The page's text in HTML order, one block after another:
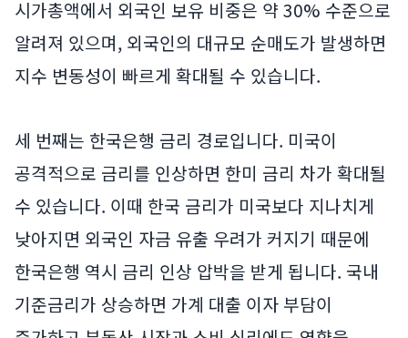
시가총액에서 외국인 보유 비중은 약 30% 수준으로
알려져 있으며, 외국인의 대규모 순매도가 발생하면
지수 변동성이 빠르게 확대될 수 있습니다.
세 번째는 한국은행 금리 경로입니다. 미국이
공격적으로 금리를 인상하면 한미 금리 차가 확대될
수 있습니다. 이때 한국 금리가 미국보다 지나치게
낮아지면 외국인 자금 유출 우려가 커지기 때문에
한국은행 역시 금리 인상 압박을 받게 됩니다. 국내
기준금리가 상승하면 가계 대출 이자 부담이